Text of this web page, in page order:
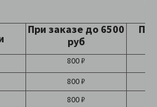
При заказе до 6500
руб
800 ₽
800 ₽
800 ₽